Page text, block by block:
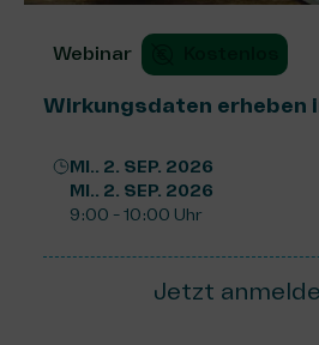
Webinar
Wirkungsdaten erheben
MI.. 2. SEP. 2026
MI.. 2. SEP. 2026
9:00 - 10:00 Uhr
Jetzt